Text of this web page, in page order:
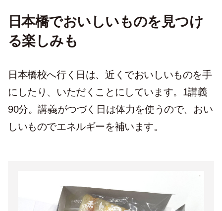
日本橋でおいしいものを見つけ
る楽しみも
日本橋校へ行く日は、近くでおいしいものを手
にしたり、いただくことにしています。1講義
90分。講義がつづく日は体力を使うので、おい
しいものでエネルギーを補います。